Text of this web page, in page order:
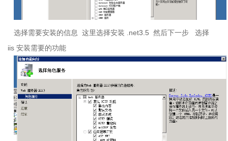
选择需要安装的信息 这里选择安装 .net3.5 然后下一步
选择
iis 安装需要的功能